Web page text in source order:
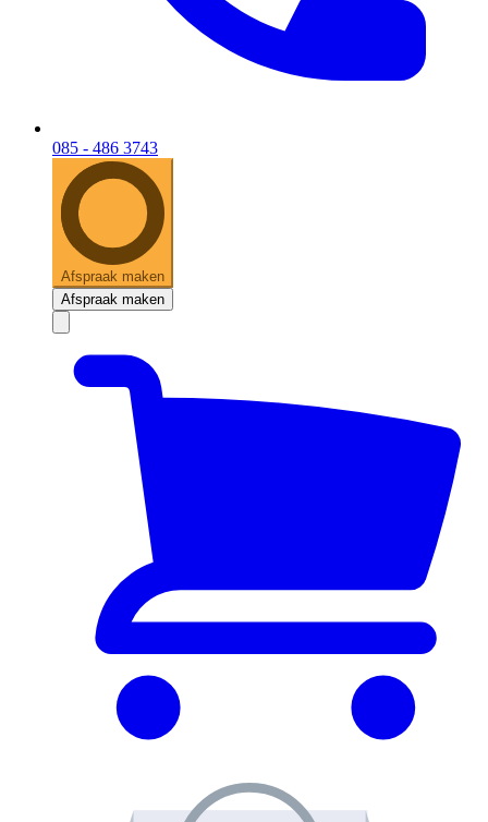
085 - 486 3743
Afspraak maken
Afspraak maken